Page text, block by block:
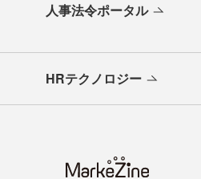
人事法令ポータル
HRテクノロジー